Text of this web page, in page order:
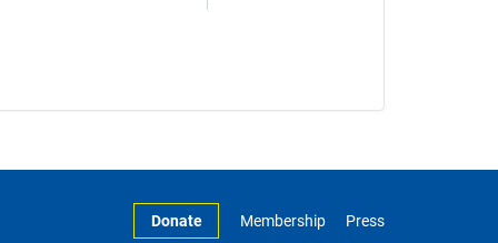
Donate Membership Press